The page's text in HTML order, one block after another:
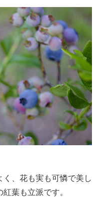
、花も実も可憐で美し
葉も立派です。